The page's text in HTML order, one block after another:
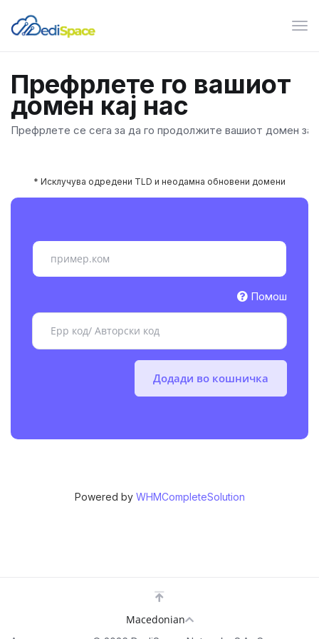
Префрлете го вашиот
домен кај нас
Префрлете се сега за да го продолжите вашиот домен за
Помош
Додади во кошничка
* Исклучува одредени TLD и неодамна обновени домени
Powered by WHMCompleteSolution
Macedonian